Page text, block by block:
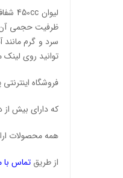
توانید روی
فروشگاه اینترنتی پیشگامان 24 ، خدمتی نوین از شرکت
که دارای بیش
همه محصولات
از طریق تماس با